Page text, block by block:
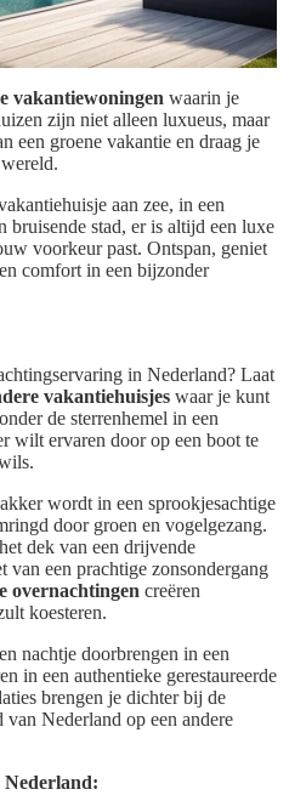
vakantiewoningen waarin je
zijn niet alleen luxueus, maar
een groene vakantie en draag je
aan zee, in een
stad, er is altijd een luxe
voorkeur past. Ontspan, geniet
comfort in een bijzonder
in Nederland? Laat
vakantiehuisjes waar je kunt
de sterrenhemel in een
wilt ervaren door op een boot te
wordt in een sprookjesachtige
door groen en vogelgezang.
dek van een drijvende
een prachtige zonsondergang
overnachtingen creëren
koesteren.
nachtje doorbrengen in een
in een authentieke gerestaureerde
brengen je dichter bij de
Nederland op een andere